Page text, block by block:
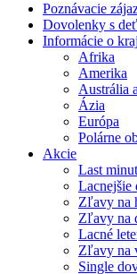
Poznávacie
Dovolenky s
Informácie o
Afrika
Amerika
Austrália
Ázia
Európa
Polárne
Akcie
Last
Lacnejšie
Zľavy na
Zľavy na
Lacné
Zľavy na
Single